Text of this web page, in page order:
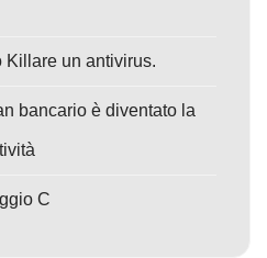
Killare un antivirus.
bancario è diventato la
C